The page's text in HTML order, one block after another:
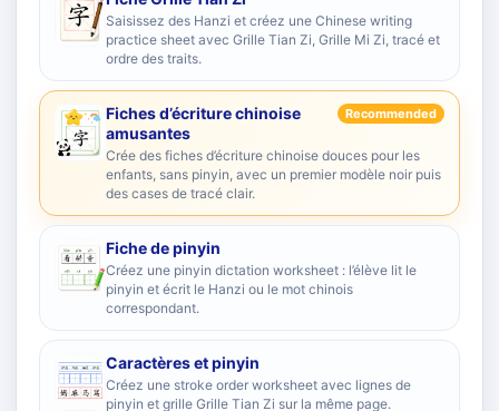
Saisissez des Hanzi et créez une Chinese writing
practice sheet avec Grille Tian Zi, Grille Mi Zi, tracé et
ordre des traits.
Fiches d’écriture chinoise
amusantes
Recommended
Crée des fiches d’écriture chinoise douces pour les
enfants, sans pinyin, avec un premier modèle noir puis
des cases de tracé clair.
Fiche de pinyin
Créez une pinyin dictation worksheet : l’élève lit le
pinyin et écrit le Hanzi ou le mot chinois
correspondant.
Caractères et pinyin
Créez une stroke order worksheet avec lignes de
pinyin et grille Grille Tian Zi sur la même page.